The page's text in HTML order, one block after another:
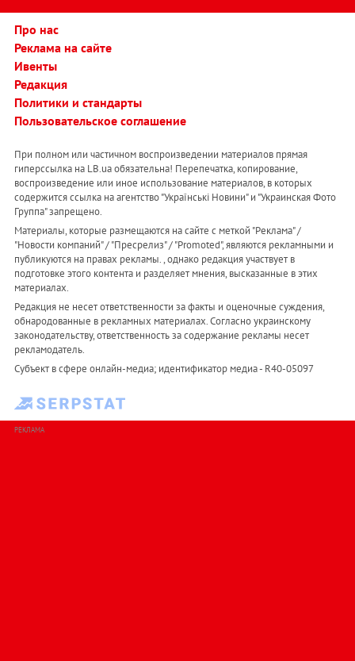
Про нас
Реклама на сайте
Ивенты
Редакция
Политики и стандарты
Пользовательское соглашение
При полном или частичном воспроизведении материалов прямая
гиперссылка на LB.ua обязательна! Перепечатка, копирование,
воспроизведение или иное использование материалов, в которых
содержится ссылка на агентство "Українськi Новини" и "Украинская Фото
Группа" запрещено.
Материалы, которые размещаются на сайте с меткой "Реклама" /
"Новости компаний" / "Пресрелиз" / "Promoted", являются рекламными и
публикуются на правах рекламы. , однако редакция участвует в
подготовке этого контента и разделяет мнения, высказанные в этих
материалах.
Редакция не несет ответственности за факты и оценочные суждения,
обнародованные в рекламных материалах. Согласно украинскому
законодательству, ответственность за содержание рекламы несет
рекламодатель.
Субъект в сфере онлайн-медиа; идентификатор медиа - R40-05097
РЕКЛАМА